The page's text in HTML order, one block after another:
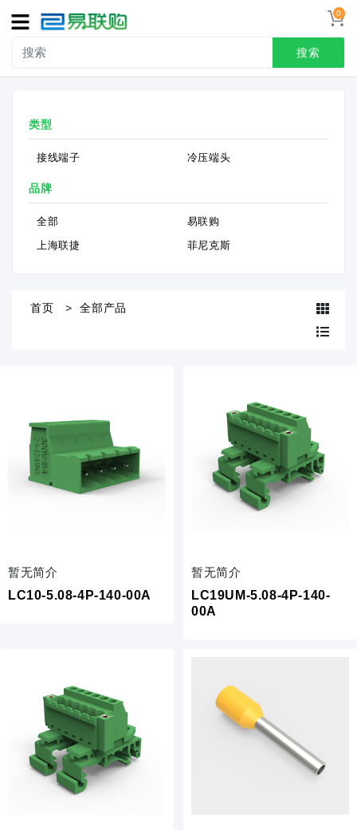
0
搜索
导
航
接线端子
冷压端头
联系我们
用户中心
类型
接线端子 冷压端头
品牌
全部
易联购
上海联捷
菲尼克斯
首页 全部产品
暂无简介
LC10-5.08-4P-140-00A
暂无简介
LC19UM-5.08-4P-140-
00A